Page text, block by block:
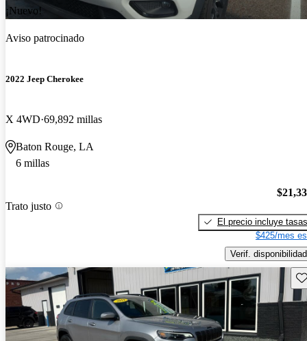
¡Nuevo!
Aviso patrocinado
2022 Jeep Cherokee
X 4WD 69,892 millas
Baton Rouge, LA
6 millas
Trato justo
El precio incluye tasas
$425/mes
Verif. disponibilidad